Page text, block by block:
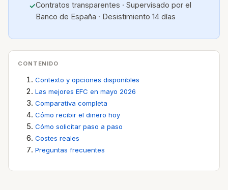
Contratos transparentes · Supervisado por el
Banco de España · Desistimiento 14 días
CONTENIDO
Contexto y opciones disponibles
Las mejores EFC en mayo 2026
Comparativa completa
Cómo recibir el dinero hoy
Cómo solicitar paso a paso
Costes reales
Preguntas frecuentes